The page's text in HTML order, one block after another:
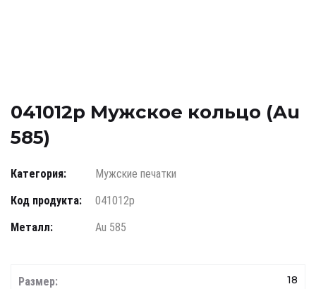
041012р Мужское кольцо (Au
585)
Категория:
Мужские печатки
Код продукта:
041012р
Металл:
Au 585
18